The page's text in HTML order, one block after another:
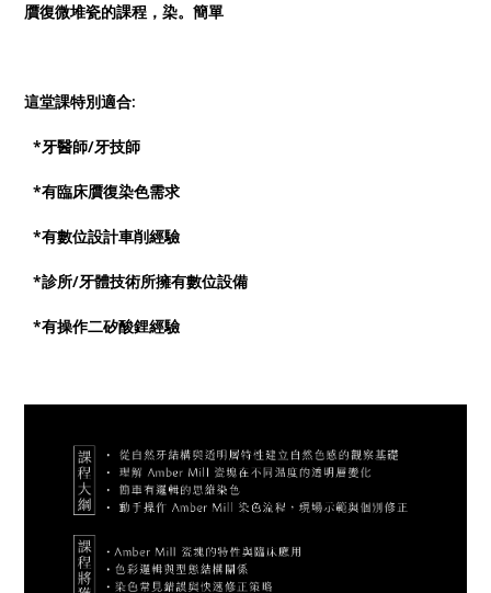
贋復微堆瓷的課程，染。簡單
這堂課特別適合:
*牙醫師/牙技師
*有臨床贋復染色需求
*有數位設計車削經驗
*診所/牙體技術所擁有數位設備
*有操作二矽酸鋰經驗